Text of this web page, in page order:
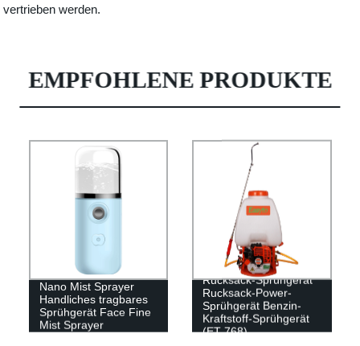
vertrieben werden.
EMPFOHLENE PRODUKTE
Nano Mist Sprayer
Handliches tragbares
Sprühgerät Face Fine
Mist Sprayer
Rucksack-Sprühgerät
Rucksack-Power-
Sprühgerät Benzin-
Kraftstoff-Sprühgerät
(ET-768)